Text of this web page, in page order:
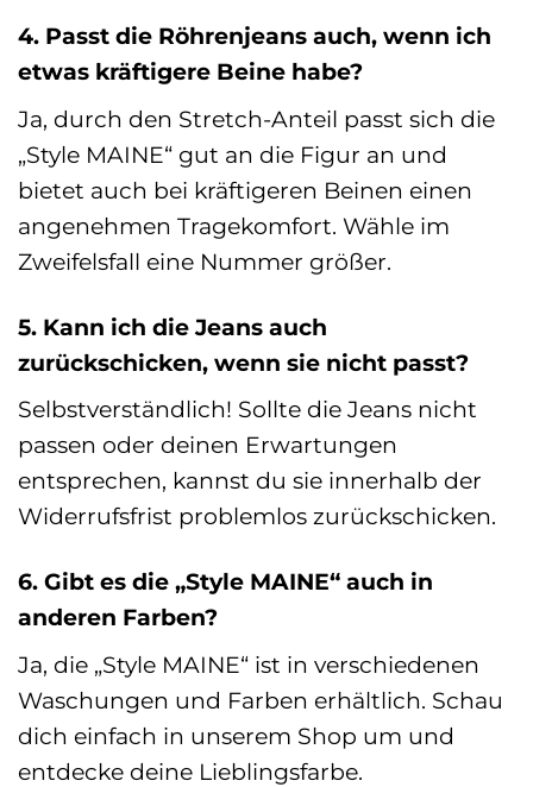
4. Passt die Röhrenjeans auch, wenn ich
etwas kräftigere Beine habe?
Ja, durch den Stretch-Anteil passt sich die
„Style MAINE“ gut an die Figur an und
bietet auch bei kräftigeren Beinen einen
angenehmen Tragekomfort. Wähle im
Zweifelsfall eine Nummer größer.
5. Kann ich die Jeans auch
zurückschicken, wenn sie nicht passt?
Selbstverständlich! Sollte die Jeans nicht
passen oder deinen Erwartungen
entsprechen, kannst du sie innerhalb der
Widerrufsfrist problemlos zurückschicken.
6. Gibt es die „Style MAINE“ auch in
anderen Farben?
Ja, die „Style MAINE“ ist in verschiedenen
Waschungen und Farben erhältlich. Schau
dich einfach in unserem Shop um und
entdecke deine Lieblingsfarbe.